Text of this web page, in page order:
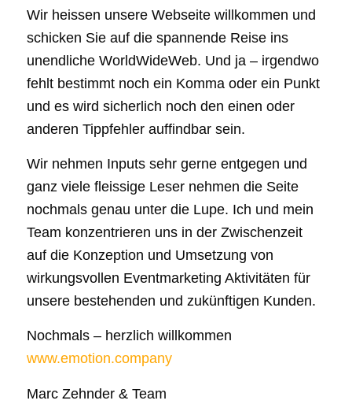
Wir heissen unsere Webseite willkommen und
schicken Sie auf die spannende Reise ins
unendliche WorldWideWeb. Und ja – irgendwo
fehlt bestimmt noch ein Komma oder ein Punkt
und es wird sicherlich noch den einen oder
anderen Tippfehler auffindbar sein.
Wir nehmen Inputs sehr gerne entgegen und
ganz viele fleissige Leser nehmen die Seite
nochmals genau unter die Lupe. Ich und mein
Team konzentrieren uns in der Zwischenzeit
auf die Konzeption und Umsetzung von
wirkungsvollen Eventmarketing Aktivitäten für
unsere bestehenden und zukünftigen Kunden.
Nochmals – herzlich willkommen
www.emotion.company
Marc Zehnder & Team